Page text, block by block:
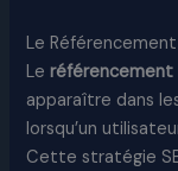
Le
Leréférencement
apparaître dans
lorsqu’un
Cette stratégie